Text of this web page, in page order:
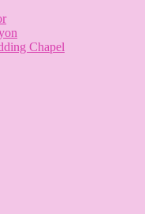
Chapel